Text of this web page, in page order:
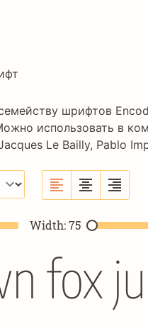
шрифтов
использовать в
Le Bailly, Pablo
Width: 75
fox